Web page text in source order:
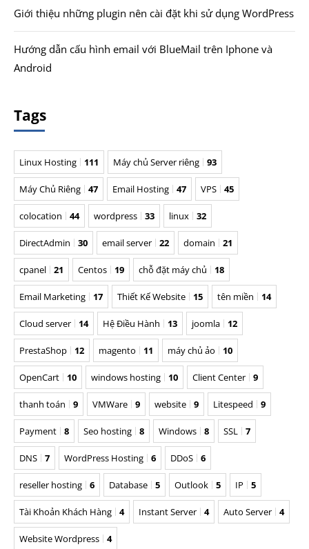
Giới thiệu những plugin nên cài đặt khi sử dụng WordPress
Hướng dẫn cấu hình email với BlueMail trên Iphone và
Android
Tags
Linux Hosting 111 Máy chủ Server riêng 93
Máy Chủ Riêng 47 Email Hosting 47 VPS 45
colocation 44 wordpress 33 linux 32
DirectAdmin 30 email server 22 domain 21
cpanel 21 Centos 19 chỗ đặt máy chủ 18
Email Marketing 17 Thiết Kế Website 15 tên miền 14
Cloud server 14 Hệ Điều Hành 13 joomla 12
PrestaShop 12 magento 11 máy chủ ảo 10
OpenCart 10 windows hosting 10 Client Center 9
thanh toán 9 VMWare 9 website 9 Litespeed 9
Payment 8 Seo hosting 8 Windows 8 SSL 7
DNS 7 WordPress Hosting 6 DDoS 6
reseller hosting 6 Database 5 Outlook 5 IP 5
Tài Khoản Khách Hàng 4 Instant Server 4 Auto Server 4
Website Wordpress 4